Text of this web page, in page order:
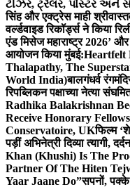
ટીઝર, ટ્રેલર, પોસ્ટર અને
सिंह और एक्ट्रेस माही
वर्ल्डवाइड रिकॉर्ड्स ने किया
एंड मिसेज महाराष्ट्र 2026’ और
आयोजन किया मुंबई:Heartfelt
Thalapathy, The
World India)बालगंधर्व
रिपब्लिकन पक्षाच्या नेत्या
Radhika Balakrishnan
Receive Honorary
Conservatoire, UKफिल्म
पड़ीं अभिनेत्री दिव्या त्यागी,
Khan (Khushi) Is The
Partner Of The Hiten
Yaar Jaane Do”सपनों, पक्के